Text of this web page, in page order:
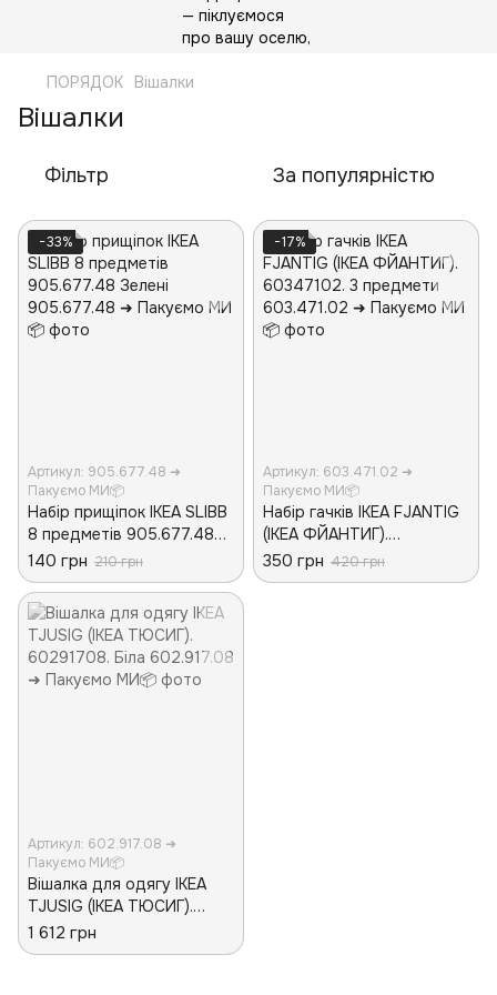
ПОРЯДОК Вішалки
Вішалки
Фільтр За популярністю
−33%
Артикул: 905.677.48 ➜
Пакуємо МИ📦
Набір прищіпок IKEA SLIBB
8 предметів 905.677.48
Зелені
140 грн 210 грн
−17%
Артикул: 603.471.02 ➜
Пакуємо МИ📦
Набір гачків IKEA FJANTIG
(ІКЕА ФЙАНТИГ).
60347102. 3 предмети
350 грн 420 грн
Артикул: 602.917.08 ➜
Пакуємо МИ📦
Вішалка для одягу IKEA
TJUSIG (ІКЕА ТЮСИГ).
60291708. Біла
1 612 грн